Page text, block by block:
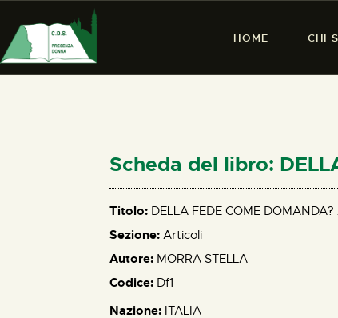
HOME CHI
Scheda del libro:
Titolo: DELLA FEDE COME
Sezione: Articoli
Autore: MORRA STELLA
Codice: Df1
Nazione: ITALIA